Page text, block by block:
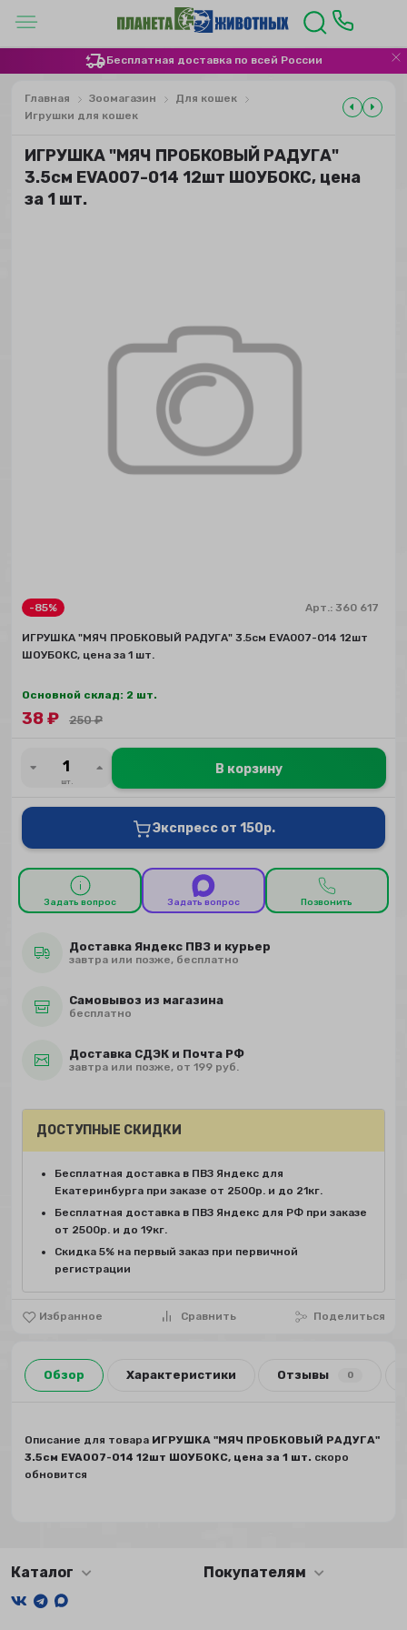
Бесплатная доставка по всей России
Главная Зоомагазин
Для кошек
Игрушки для кошек
ИГРУШКА "МЯЧ ПРОБКОВЫЙ РАДУГА"
3.5см EVA007-014 12шт ШОУБОКС, цена
за 1 шт.
-85% Арт.:360 617
ИГРУШКА "МЯЧ ПРОБКОВЫЙ РАДУГА" 3.5см EVA007-014 12шт
ШОУБОКС, цена за 1 шт.
Основной склад: 2 шт.
38 ₽ 250₽
шт.
В корзину
Экспресс от 150р.
Задать вопрос Задать вопрос Позвонить
Доставка Яндекс ПВЗ и курьер
завтра или позже, бесплатно
Самовывоз из магазина
бесплатно
Доставка СДЭК и Почта РФ
завтра или позже, от 199 руб.
Избранное Сравнить Поделиться
ДОСТУПНЫЕ СКИДКИ
Бесплатная доставка в ПВЗ Яндекс для
Екатеринбурга при заказе от 2500р. и до 21кг.
Бесплатная доставка в ПВЗ Яндекс для РФ при заказе
от 2500р. и до 19кг.
Скидка 5% на первый заказ при первичной
регистрации
Обзор Характеристики Отзывы 0
Описание для товара ИГРУШКА "МЯЧ ПРОБКОВЫЙ РАДУГА"
3.5см EVA007-014 12шт ШОУБОКС, цена за 1 шт. скоро
обновится
Каталог Покупателям